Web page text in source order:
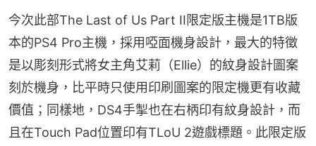
今次此部The Last of Us Part II限定版主機是1TB版
本的PS4 Pro主機，採用啞面機身設計，最大的特徵
是以彫刻形式將女主角艾莉（Ellie）的紋身設計圖案
刻於機身，比平時只使用印刷圖案的限定機更有收藏
價值；同樣地，DS4手掣也在右柄印有紋身設計，而
且在Touch Pad位置印有TLoU 2遊戲標題。此限定版